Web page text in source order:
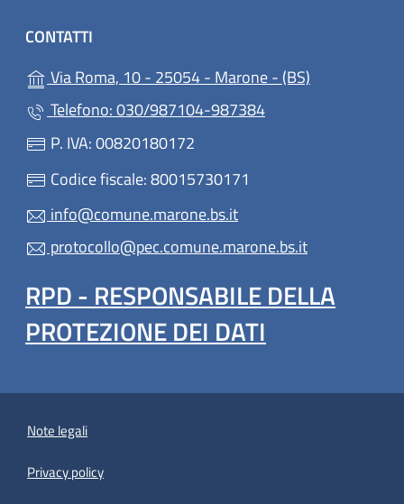
CONTATTI
Via Roma, 10 - 25054 - Marone - (BS)
Telefono: 030/987104-987384
P. IVA: 00820180172
Codice fiscale: 80015730171
info@comune.marone.bs.it
protocollo@pec.comune.marone.bs.it
RPD - RESPONSABILE DELLA
PROTEZIONE DEI DATI
Note legali
Privacy policy